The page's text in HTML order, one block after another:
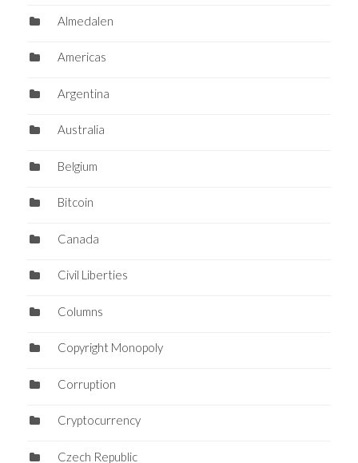
Almedalen
Americas
Argentina
Australia
Belgium
Bitcoin
Canada
Civil Liberties
Columns
Copyright Monopoly
Corruption
Cryptocurrency
Czech Republic